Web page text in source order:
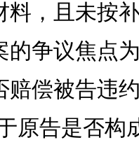
料，且未按
的争议焦点
赔偿被告违
原告是否构